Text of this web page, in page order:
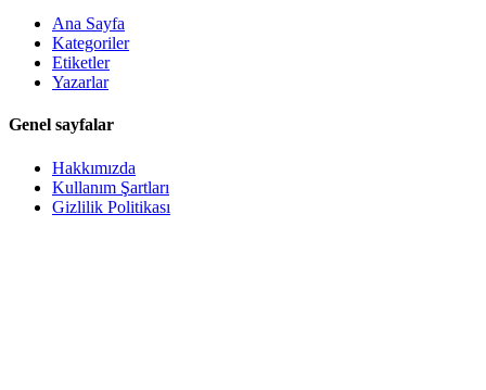
Ana Sayfa
Kategoriler
Etiketler
Yazarlar
Genel sayfalar
Hakkımızda
Kullanım Şartları
Gizlilik Politikası